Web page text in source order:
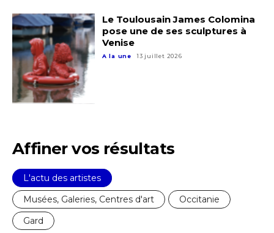
Statut / Organisation
J'accepte lestermes et conditions
Nom
Prénom
* Champ obligatoire
Le Toulousain James Colomina
pose une de ses sculptures à
Venise
A la une 13 juillet 2026
Affiner vos résultats
L'actu des artistes
Musées, Galeries, Centres d'art
Occitanie
Gard